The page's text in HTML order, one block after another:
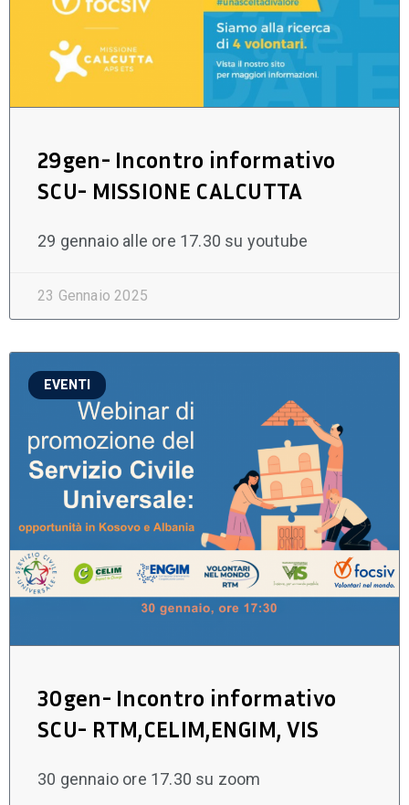
29gen- Incontro informativo
SCU- MISSIONE CALCUTTA
29 gennaio alle ore 17.30 su youtube
23 Gennaio 2025
EVENTI
30gen- Incontro informativo
SCU- RTM,CELIM,ENGIM, VIS
30 gennaio ore 17.30 su zoom